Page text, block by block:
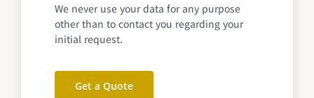
We never use your data for any purpose
other than to contact you regarding your
initial request.
Get a Quote